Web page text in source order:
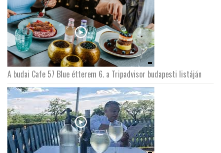
A budai Cafe 57 Blue étterem 6. a Tripadvisor budapesti listáján